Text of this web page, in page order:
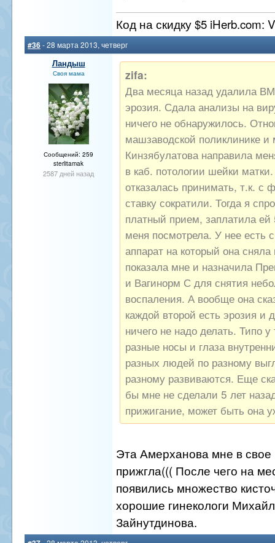
Код на скидку $5 iHerb.com:
#36- 28 марта 2013, четверг
Ландыш
Своя мама
Сообщений: 259
sterlitamak
2587 дней назад
zifa:
Два месяца назад удалила
эрозия. Сдала анализы на
ничего не обнаружилось.
машзаводской поликлинике и
Кинзябулатова направила
в каб. потологии шейки
отказалась принимать, т.к. с
ставку сократили. Тогда я
платный прием, заплатила
меня посмотрела. У нее есть
аппарат на который она
показала мне и назначила
и Вагинорм С для снятия
воспаления. А вообще она
каждой второй есть эрозия и
ничего не надо делать. Типо у
разные носы и глаза
разных людей по разному
разному развиваются. Еще
бы мне не сделали 5 лет
прижигание, может быть она
Эта Амерханова мне в свое
прижгла((( После чего на
появились множество
хорошие гинекологи
Зайнутдинова.